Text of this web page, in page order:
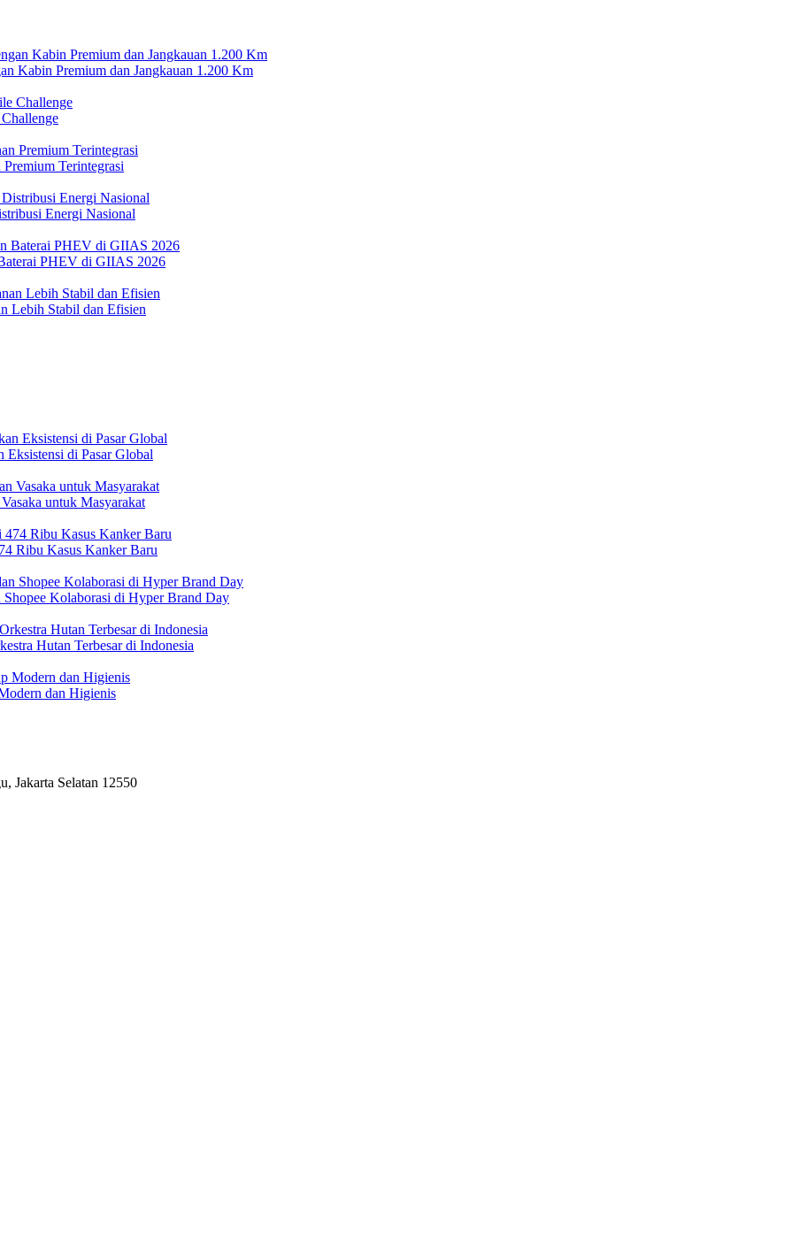
Kabin Premium dan Jangkauan 1.200 Km
Terintegrasi
Energi Nasional
PHEV di GIIAS 2026
Lebih Stabil dan Efisien
di Pasar Global
untuk Masyarakat
Ribu Kasus Kanker Baru
Kolaborasi di Hyper Brand Day
Hutan Terbesar di Indonesia
dan Higienis
Jakarta Selatan 12550